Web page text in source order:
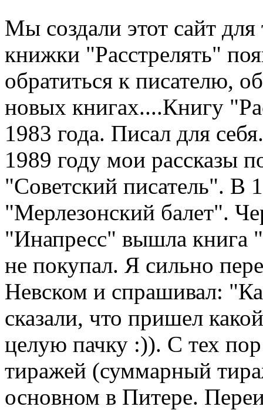
Мы создали этот сайт
книжки "Расстрелять"
обратиться к писателю,
новых книгах....Книгу
1983 года. Писал для
1989 году мои рассказы
"Советский писатель". В
"Мерлезонский балет".
"Инапресс" вышла книга
не покупал. Я сильно
Невском и спрашивал:
сказали, что пришел
целую пачку :)). С тех
тиражей (суммарный
основном в Питере.